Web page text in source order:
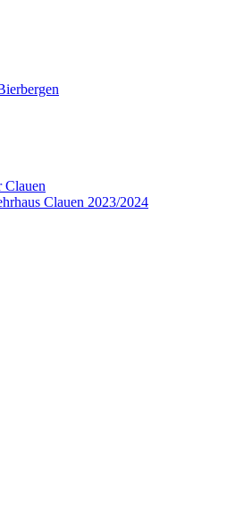
Clauen
Clauen 2023/2024